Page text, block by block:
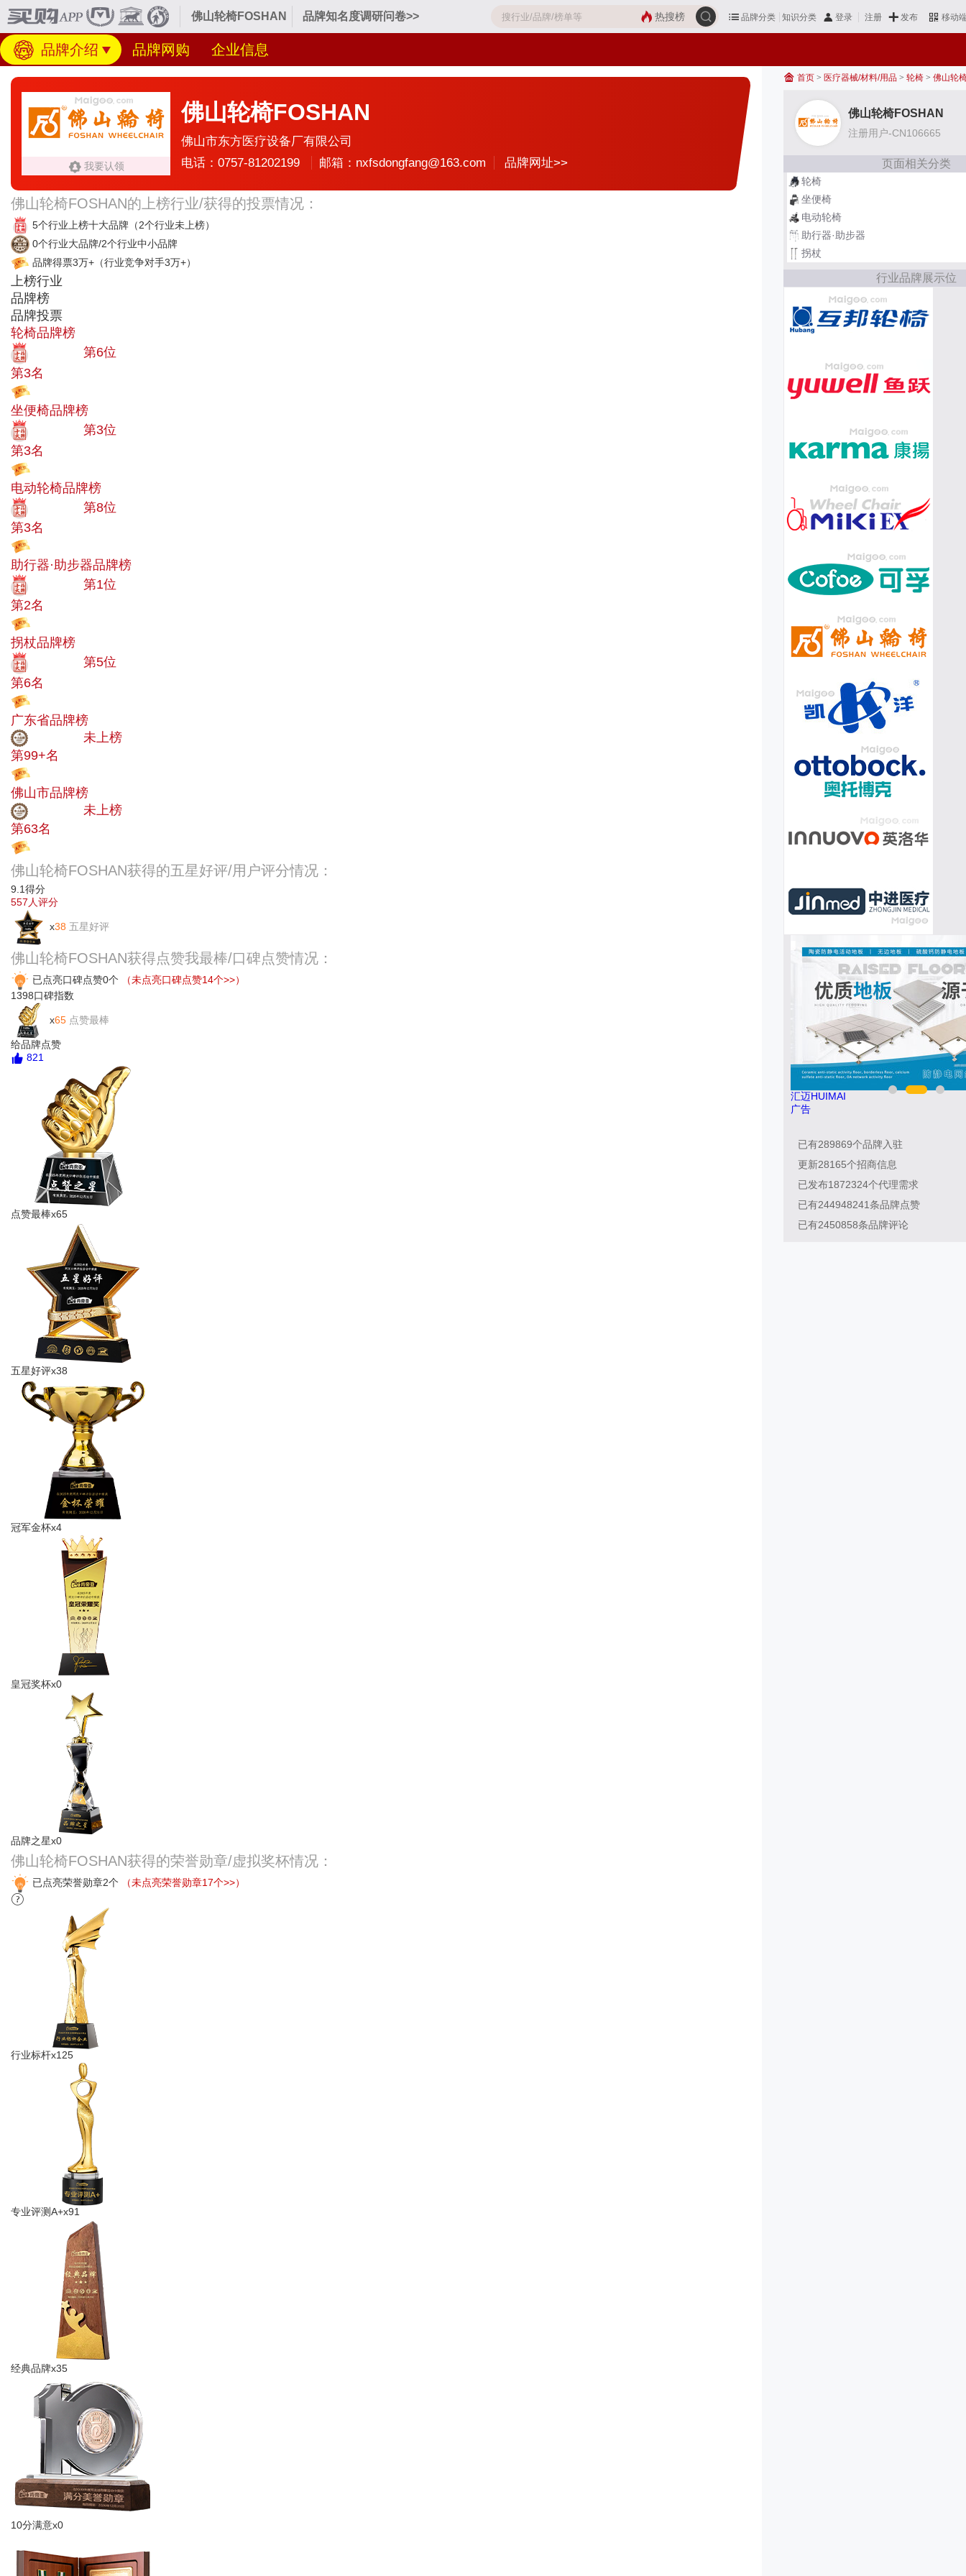
佛山轮椅FOSHAN 品牌知名度调研问卷>> 品牌分类 知识分类 登录 注册 发布 移动
热搜榜
品牌介绍 品牌网购 企业信息
我要认领
佛山轮椅FOSHAN
佛山市东方医疗设备厂有限公司
电话：0757-81202199
邮箱：nxfsdongfang@163.com 品牌网址>>
佛山轮椅FOSHAN的上榜行业/获得的投票情况：
5个行业上榜十大品牌 （2个行业未上榜）
0个行业大品牌/2个行业中小品牌
品牌得票3万+ （行业竞争对手3万+）
上榜行业
品牌榜
品牌投票
轮椅品牌榜
第6位
第3名
坐便椅品牌榜
第3位
第3名
电动轮椅品牌榜
第8位
第3名
助行器·助步器品牌榜
第1位
第2名
拐杖品牌榜
第5位
第6名
广东省品牌榜
未上榜
第99+名
佛山市品牌榜
未上榜
第63名
佛山轮椅FOSHAN获得的五星好评/用户评分情况：
9.1得分
557 人评分
x38 五星好评
佛山轮椅FOSHAN获得点赞我最棒/口碑点赞情况：
已点亮口碑点赞0个
（未点亮口碑点赞14个>>）
1398口碑指数
x65 点赞最棒
给品牌点赞
821
点赞最棒x65
五星好评x38
冠军金杯x4
皇冠奖杯x0
品牌之星x0
佛山轮椅FOSHAN获得的荣誉勋章/虚拟奖杯情况：
已点亮荣誉勋章2个 （未点亮荣誉勋章17个>>）
行业标杆x125
专业评测A+x91
经典品牌x35
10分满意x0
首页 > 医疗器械/材料/用品 > 轮椅 > 佛山轮
佛山轮椅FOSHAN
注册用户-CN106665
页面相关分类
轮椅
坐便椅
电动轮椅
助行器·助步器
拐杖
行业品牌展示位
汇迈HUIMAI
广告
已有289869个品牌入驻
更新28165个招商信息
已发布1872324个代理需求
已有244948241条品牌点赞
已有2450858条品牌评论